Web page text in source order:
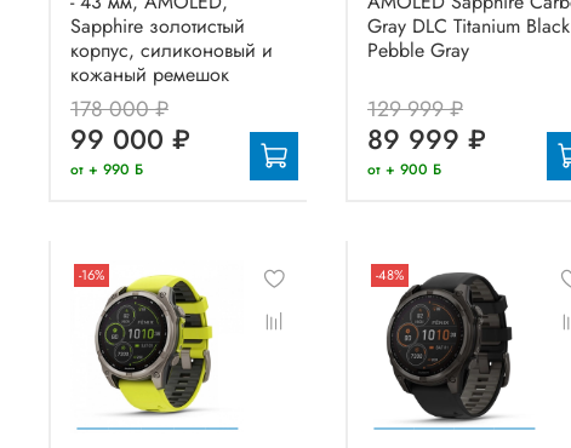
Sapphire золотистый
корпус, силиконовый и
кожаный ремешок
178 000 ₽
99 000 ₽
от + 990 Б
Gray DLC Titanium
Pebble Gray
129 999 ₽
89 999 ₽
от + 900 Б
-16% -48%